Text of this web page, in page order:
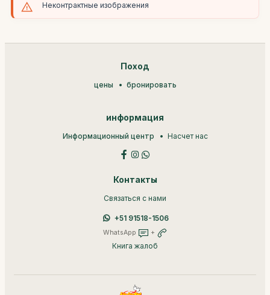
Неконтрактные изображения
Поход
цены бронировать
информация
Информационный центр Насчет нас
Контакты
Связаться с нами
+51 91518-1506
WhatsApp +
Книга жалоб